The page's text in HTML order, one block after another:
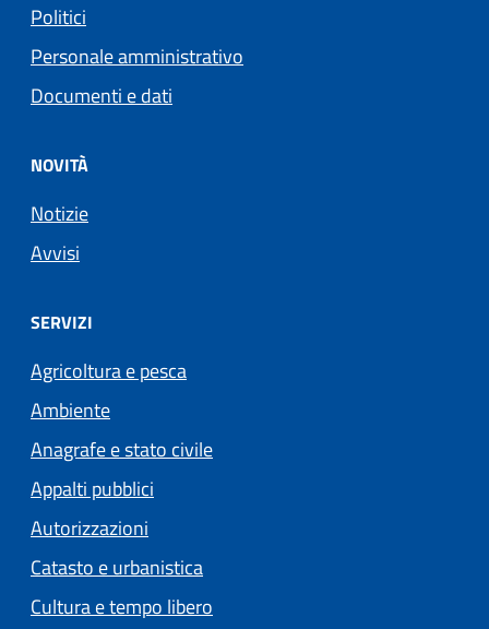
Politici
Personale amministrativo
Documenti e dati
NOVITÀ
Notizie
Avvisi
SERVIZI
Agricoltura e pesca
Ambiente
Anagrafe e stato civile
Appalti pubblici
Autorizzazioni
Catasto e urbanistica
Cultura e tempo libero